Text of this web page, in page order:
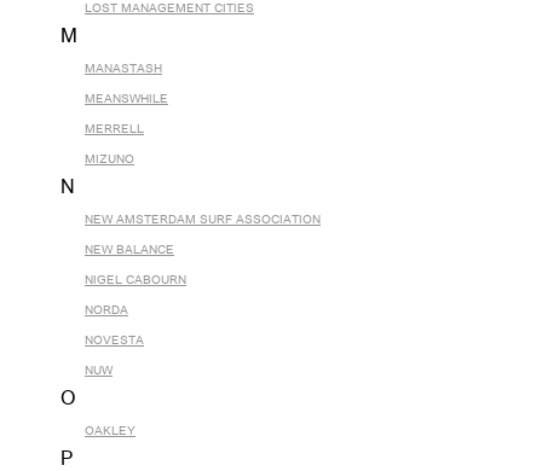
LOST MANAGEMENT CITIES
M
MANASTASH
MEANSWHILE
MERRELL
MIZUNO
N
NEW AMSTERDAM SURF ASSOCIATION
NEW BALANCE
NIGEL CABOURN
NORDA
NOVESTA
NUW
O
OAKLEY
P